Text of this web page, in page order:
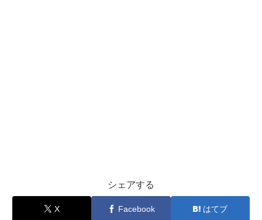
シェアする
X Facebook はてブ